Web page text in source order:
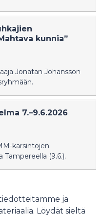
kunnia”
Jonatan Johansson
7.–9.6.2026
karsintojen
(9.6.).
ja
Löydät sieltä